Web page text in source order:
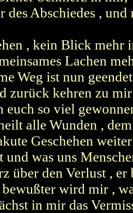
des Abschiedes ,
, kein Blick mehr
Lachen
Weg ist nun
zurück kehren zu
euch so viel
alle Wunden ,
Geschehen
und was uns
über den Verlust ,
wird mir ,
in mir das